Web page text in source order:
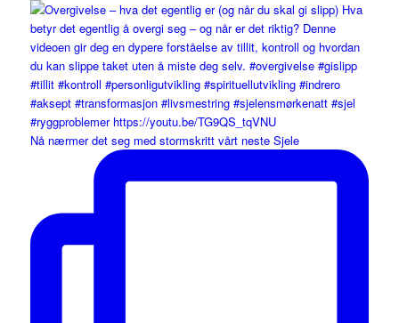
Nå nærmer det seg med stormskritt vårt neste Sjele